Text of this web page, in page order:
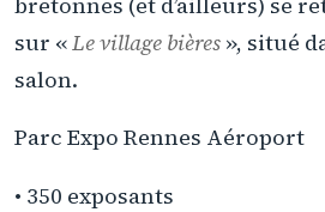
sur «Le village bières », situé
salon.
Parc Expo Rennes Aéroport
• 350 exposants